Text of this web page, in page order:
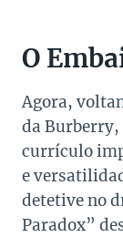
O
Agora,
da Burberry,
currículo
e
detetive no
Paradox”